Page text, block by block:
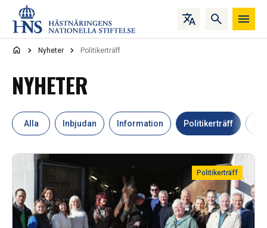
Hoppa till innehåll
Nyheter Politikerträff
NYHETER
Alla Inbjudan Information Politikerträff
Politikerträff